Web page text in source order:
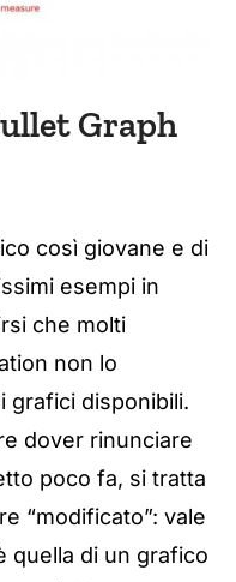
Graph
così giovane e di
esempi in
che molti
non lo
grafici disponibili.
dover rinunciare
poco fa, si tratta
“modificato”: vale
quella di un grafico